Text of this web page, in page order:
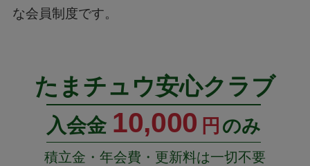
な会員制度です。
たまチュウ安心クラブ
入会金 10,000 円 のみ
積立金・年会費・更新料は一切不要